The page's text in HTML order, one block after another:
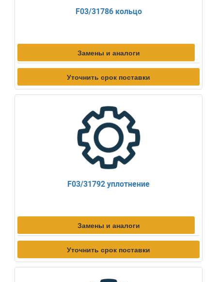
F03/31786 кольцо
Замены и аналоги
Уточнить срок поставки
F03/31792 уплотнение
Замены и аналоги
Уточнить срок поставки